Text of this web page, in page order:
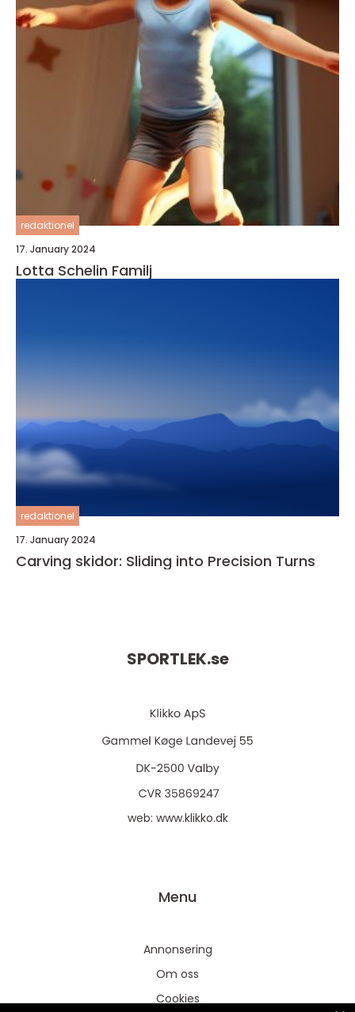
redaktionel
17. January 2024
Lotta Schelin Familj
redaktionel
17. January 2024
Carving skidor: Sliding into Precision Turns
SPORTLEK.se
web: www.klikko.dk
Menu
Annonsering
Om oss
Cookies